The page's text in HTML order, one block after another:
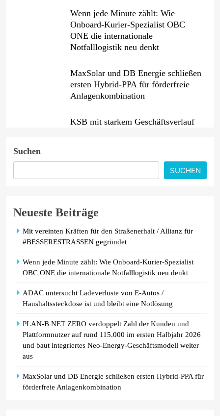
Wenn jede Minute zählt: Wie
Onboard-Kurier-Spezialist OBC
ONE die internationale
Notfalllogistik neu denkt
MaxSolar und DB Energie schließen
ersten Hybrid-PPA für förderfreie
Anlagenkombination
KSB mit starkem Geschäftsverlauf
Intersolar-Trend 2026: Warum
Batteriespeicher zum wichtigsten
Suchen
SUCHEN
Neueste Beiträge
Mit vereinten Kräften für den Straßenerhalt / Allianz für
#BESSERESTRASSEN gegründet
Wenn jede Minute zählt: Wie Onboard-Kurier-Spezialist
OBC ONE die internationale Notfalllogistik neu denkt
ADAC untersucht Ladeverluste von E-Autos /
Haushaltssteckdose ist und bleibt eine Notlösung
PLAN-B NET ZERO verdoppelt Zahl der Kunden und
Plattformnutzer auf rund 115.000 im ersten Halbjahr 2026
und baut integriertes Neo-Energy-Geschäftsmodell weiter
aus
MaxSolar und DB Energie schließen ersten Hybrid-PPA für
förderfreie Anlagenkombination